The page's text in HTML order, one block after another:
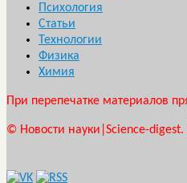
Психология
Статьи
Технологии
Физика
Химия
При перепечатке материалов
© Новости науки|Science-digest.